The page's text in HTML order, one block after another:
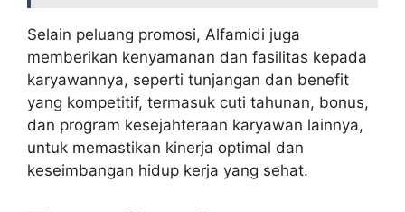
Selain peluang promosi, Alfamidi juga
memberikan kenyamanan dan fasilitas kepada
karyawannya, seperti tunjangan dan benefit
yang kompetitif, termasuk cuti tahunan, bonus,
dan program kesejahteraan karyawan lainnya,
untuk memastikan kinerja optimal dan
keseimbangan hidup kerja yang sehat.